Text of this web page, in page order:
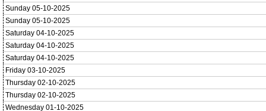
Sunday 05-10-2025
Sunday 05-10-2025
Saturday 04-10-2025
Saturday 04-10-2025
Saturday 04-10-2025
Friday 03-10-2025
Thursday 02-10-2025
Thursday 02-10-2025
Wednesday 01-10-2025